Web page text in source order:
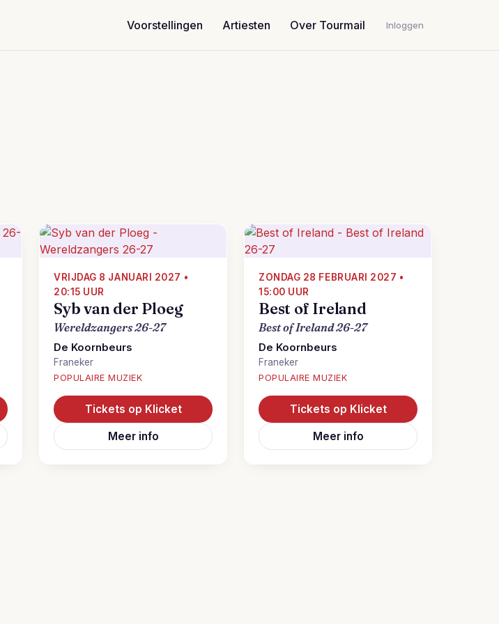
Voorstellingen
Artiesten Over Tourmail Inloggen
VRIJDAG 8 JANUARI 2027 •
20:15 UUR
Syb van der Ploeg
Wereldzangers 26-27
De Koornbeurs
Franeker
POPULAIRE MUZIEK
Tickets op Klicket
Meer info
ZONDAG 28 FEBRUARI 2027 •
15:00 UUR
Best of Ireland
Best of Ireland 26-27
De Koornbeurs
Franeker
POPULAIRE MUZIEK
Tickets op Klicket
Meer info